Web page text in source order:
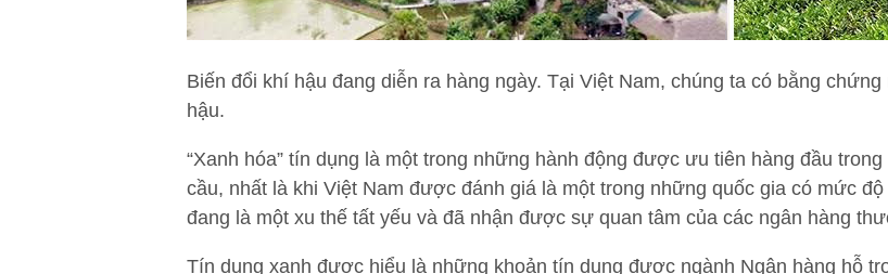
Biến đổi khí hậu đang diễn ra hàng ngày. Tại Việt Nam, chúng ta có bằng
hậu.
“Xanh hóa” tín dụng là một trong những hành động được ưu tiên hàng đầu
cầu, nhất là khi Việt Nam được đánh giá là một trong những quốc gia có mức
đang là một xu thế tất yếu và đã nhận được sự quan tâm của các ngân hàng
Tín dụng xanh được hiểu là những khoản tín dụng được ngành Ngân hàng hỗ